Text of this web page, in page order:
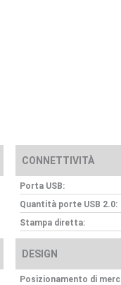
CONNETTIVITÀ
Porta USB:
Quantità porte USB 2.0:
Stampa diretta:
DESIGN
Posizionamento di